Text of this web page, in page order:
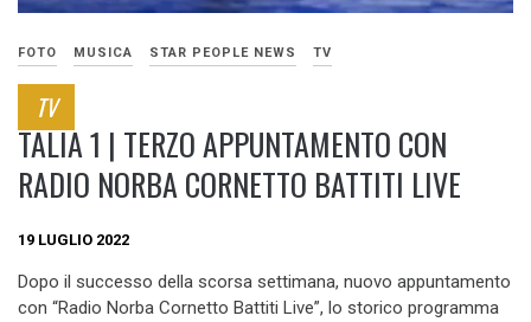
FOTO MUSICA STAR PEOPLE NEWS TV
TV
TALIA 1 | TERZO APPUNTAMENTO CON
RADIO NORBA CORNETTO BATTITI LIVE
19 LUGLIO 2022
Dopo il successo della scorsa settimana, nuovo appuntamento
con “Radio Norba Cornetto Battiti Live”, lo storico programma